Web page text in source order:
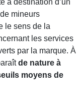
mineurs
le sens de la
les services
par la marque. À
de nature à
moyens de